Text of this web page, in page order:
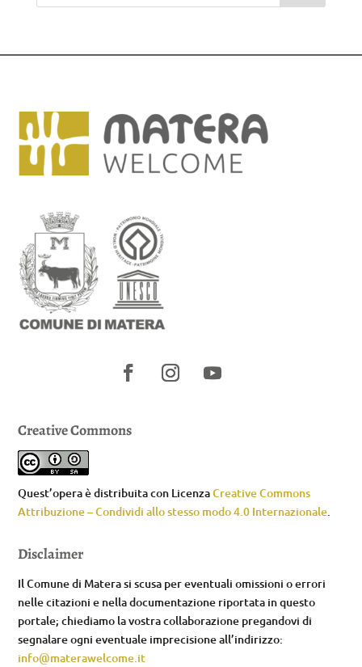
Creative Commons
Quest’opera è distribuita con LicenzaCreative Commons
Attribuzione – Condividi allo stesso modo 4.0 Internazionale.
Disclaimer
Il Comune di Matera si scusa per eventuali omissioni o errori
nelle citazioni e nella documentazione riportata in questo
portale; chiediamo la vostra collaborazione pregandovi di
segnalare ogni eventuale imprecisione all’indirizzo:
info@materawelcome.it